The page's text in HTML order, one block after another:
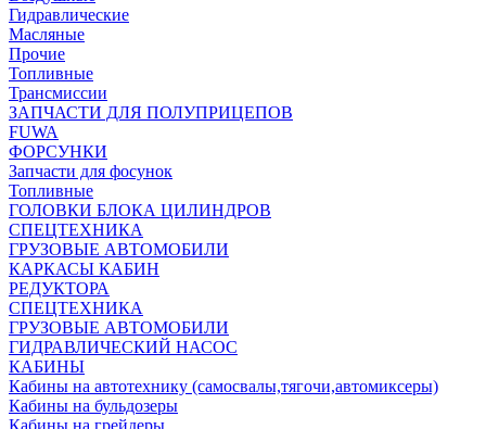
Гидравлические
Масляные
Прочие
Топливные
Трансмиссии
ЗАПЧАСТИ ДЛЯ ПОЛУПРИЦЕПОВ
FUWA
ФОРСУНКИ
Запчасти для фосунок
Топливные
ГОЛОВКИ БЛОКА ЦИЛИНДРОВ
СПЕЦТЕХНИКА
ГРУЗОВЫЕ АВТОМОБИЛИ
КАРКАСЫ КАБИН
РЕДУКТОРА
СПЕЦТЕХНИКА
ГРУЗОВЫЕ АВТОМОБИЛИ
ГИДРАВЛИЧЕСКИЙ НАСОС
КАБИНЫ
Кабины на автотехнику (самосвалы,тягочи,автомиксеры)
Кабины на бульдозеры
Кабины на грейдеры